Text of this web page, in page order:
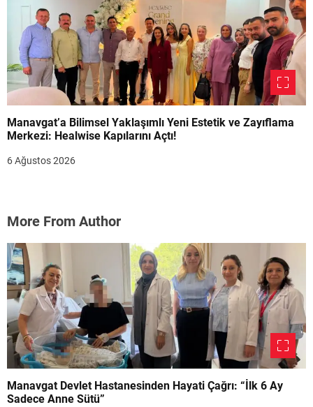
Manavgat’a Bilimsel Yaklaşımlı Yeni Estetik ve Zayıflama
Merkezi: Healwise Kapılarını Açtı!
6 Ağustos 2026
More From Author
Manavgat Devlet Hastanesinden Hayati Çağrı: “İlk 6 Ay
Sadece Anne Sütü”